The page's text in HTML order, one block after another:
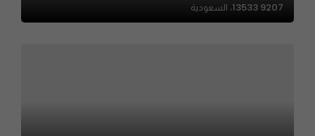
13533 9207، السعودية